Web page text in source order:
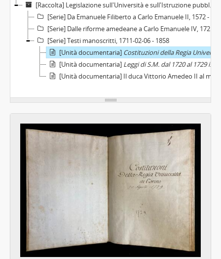
[Raccolta] Legislazione sull'Università e sull'Istruzione pubblica, 1572 - 1943
[Serie] Da Emanuele Filiberto a Carlo Emanuele II, 1572 - 1677
[Serie] Dalle riforme amedeane a Carlo Emanuele IV, 1720 - 1796
[Serie] Testi manoscritti, 1711-02-06 - 1858
[Unità documentaria] Costituzioni della Regia Università di Torino
[Unità documentaria] Leggi di S.M. dal 1720 al 1729 indi i Brevi Pontifici
[Unità documentaria] Il duca Vittorio Amedeo II al medico Carlo Ricca inviato all'Università di Oxford, Torino, 1711-02-06